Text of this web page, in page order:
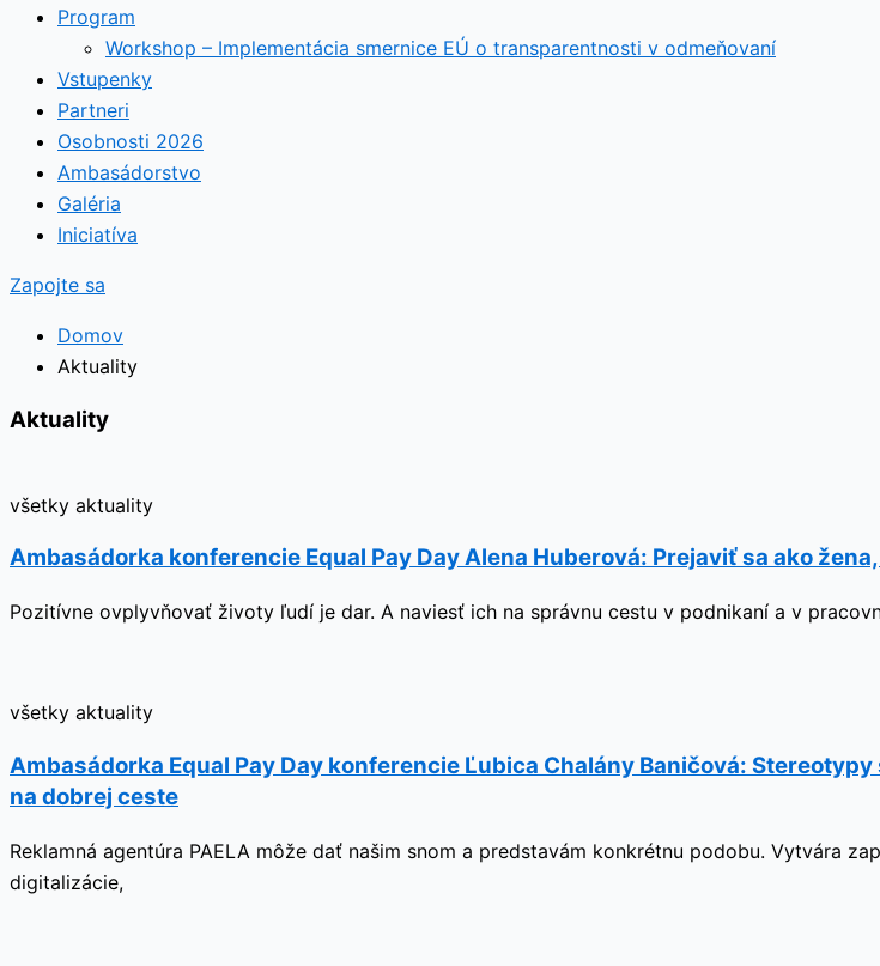
Program
Workshop – Implementácia smernice EÚ o transparentnosti v odmeňovaní
Vstupenky
Partneri
Osobnosti 2026
Ambasádorstvo
Galéria
Iniciatíva
Zapojte sa
Domov
Aktuality
Aktuality
všetky aktuality
Ambasádorka konferencie Equal Pay Day Alena Huberová: Prejaviť sa ako
Pozitívne ovplyvňovať životy ľudí je dar. A naviesť ich na správnu cestu v podnikaní a v
všetky aktuality
Ambasádorka Equal Pay Day konferencie Ľubica Chalány Baničová:
na dobrej ceste
Reklamná agentúra PAELA môže dať našim snom a predstavám konkrétnu podobu. Vytvára
digitalizácie,